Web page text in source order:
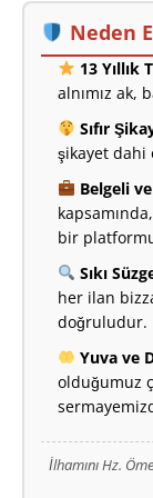
Neden
13 Yıllık
alnımız ak,
Sıfır
şikayet dahi
Belgeli
bir
Sıkı
her ilan
doğruludur.
Yuva ve
olduğumuz
İlhamını Hz.